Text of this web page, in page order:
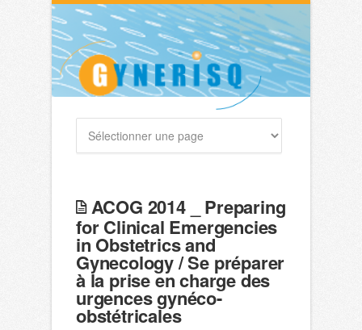
ACOG 2014 _ Preparing
for Clinical Emergencies
in Obstetrics and
Gynecology / Se préparer
à la prise en charge des
urgences gynéco-
obstétricales